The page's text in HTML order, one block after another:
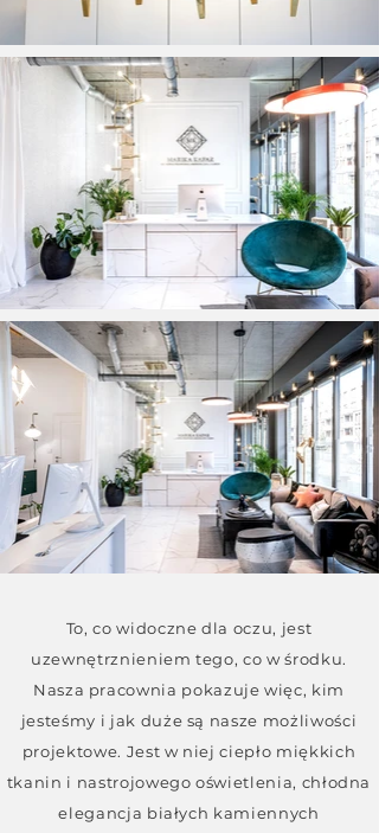
To, co widoczne dla oczu, jest
uzewnętrznieniem tego, co w środku.
Nasza pracownia pokazuje więc, kim
jesteśmy i jak duże są nasze możliwości
projektowe. Jest w niej ciepło miękkich
tkanin i nastrojowego oświetlenia, chłodna
elegancja białych kamiennych